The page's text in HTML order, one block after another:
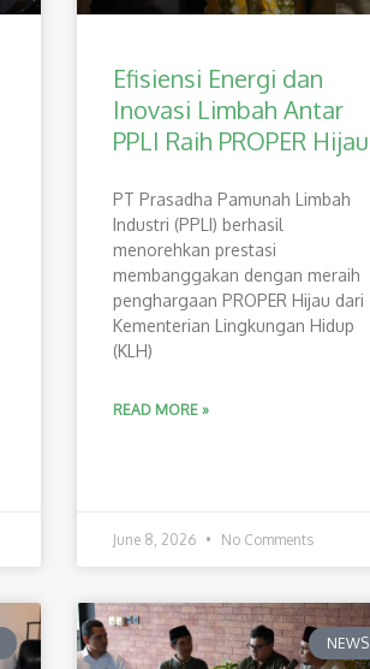
Efisiensi Energi dan
Inovasi Limbah Antar
PPLI Raih PROPER Hijau
PT Prasadha Pamunah Limbah
Industri (PPLI) berhasil
menorehkan prestasi
membanggakan dengan meraih
penghargaan PROPER Hijau dari
Kementerian Lingkungan Hidup
(KLH)
READ MORE »
June 8, 2026 No Comments
NEWS